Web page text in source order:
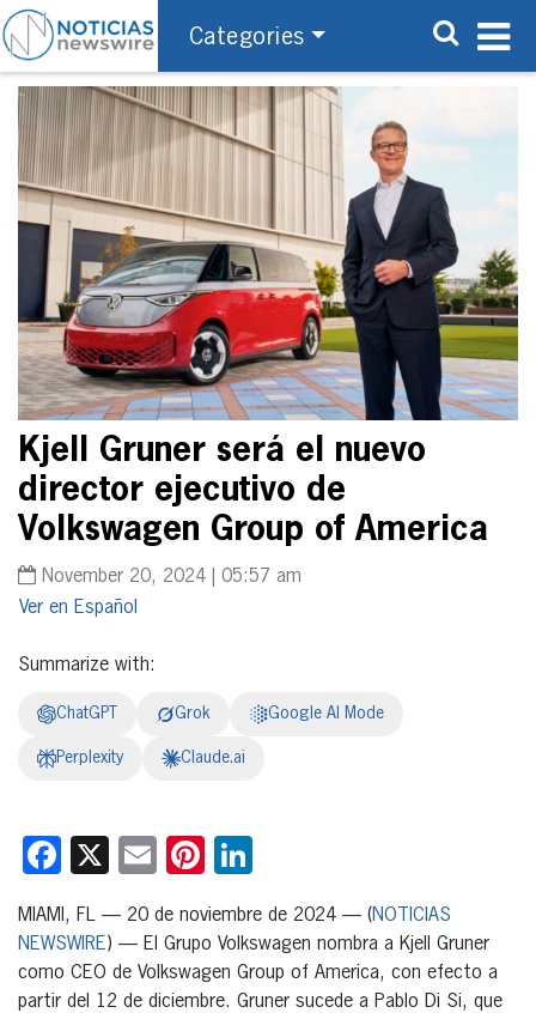
Categories
Kjell Gruner será el nuevo
director ejecutivo de
Volkswagen Group of America
November 20, 2024 | 05:57 am
Español
Summarize with:
ChatGPT Grok Google AI Mode
Perplexity Claude.ai
Facebook
X EmailPinterest
MIAMI, FL — 20 de noviembre de 2024 — (NOTICIAS
NEWSWIRE) — El Grupo Volkswagen nombra a Kjell Gruner
como CEO de Volkswagen Group of America, con efecto a
partir del 12 de diciembre. Gruner sucede a Pablo Di Si, que